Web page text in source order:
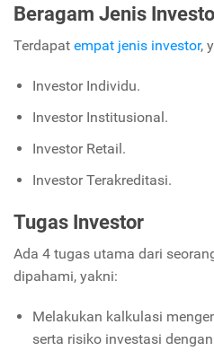
Beragam Jenis
Terdapat empat jenis investor,
Investor Individu.
Investor Institusional.
Investor Retail.
Investor Terakreditasi.
Tugas Investor
Ada 4 tugas utama dari
dipahami, yakni:
Melakukan kalkulasi
serta risiko investasi